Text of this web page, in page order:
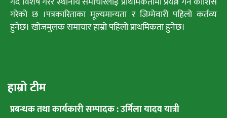
गरेको छ ।पत्रकारिताका मूल्यमान्यता र जिम्मेवारी पहिलो कर्तव्य
हुनेछ। खोजमुलक समाचार हाम्रो पहिलो प्राथमिकता हुनेछ।
हाम्रो टीम
प्रबन्धक तथा कार्यकारी सम्पादक : उर्मिला यादव यात्री